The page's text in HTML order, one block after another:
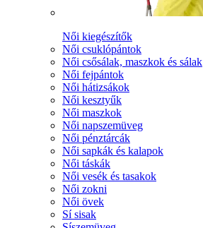
Női kiegészítők
Női csuklópántok
Női csősálak, maszkok és sálak
Női fejpántok
Női hátizsákok
Női kesztyűk
Női maszkok
Női napszemüveg
Női pénztárcák
Női sapkák és kalapok
Női táskák
Női vesék és tasakok
Női zokni
Női övek
Sí sisak